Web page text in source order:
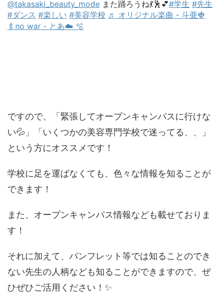
@takasaki_beauty_mode また踊ろうね💃🕺💕#学生 #先生
#ダンス #楽しい #美容学校 ♬ オリジナル楽曲 - 斗亜🍓
🍼no war - とあ☁️ 🫧
ですので、「緊張してオープンキャンパスに行けな
い💦」「いくつかの美容専門学校で迷ってる、、」
という方にオススメです！
学校に足を運ばなくても、色々な情報を知ることが
できます！
また、オープンキャンパス情報なども載せておりま
す！
それに加えて、パンフレット等では知ることのでき
ない先生の人柄なども知ることができますので、ぜ
ひぜひご活用ください！✨